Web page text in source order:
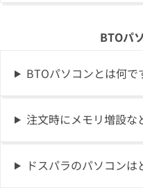
BTOパ
BTOパソコンとは何で
注文時にメモリ増設な
ドスパラのパソコン